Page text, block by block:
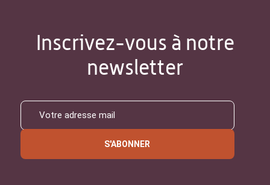
Inscrivez-vous à notre
newsletter
S'ABONNER